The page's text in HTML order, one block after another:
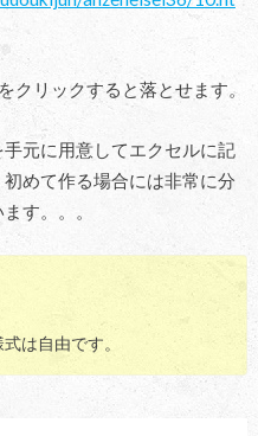
クリックすると落とせます。
手元に用意してエクセルに記
めて作る場合には非常に分
す。。。
は自由です。